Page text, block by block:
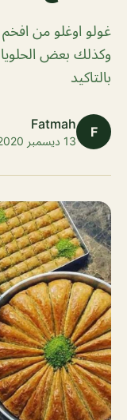
غولو اوغلو من افخم
وكذلك بعض
بالتاكيد
F
Fatmah
13 ديسمبر 2020 · 1 دقائق قراءة